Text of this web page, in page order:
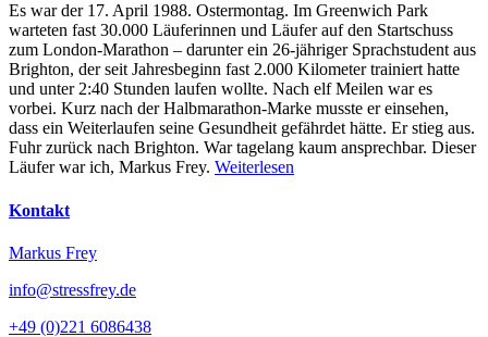
Es war der 17. April 1988. Ostermontag. Im Greenwich Park
warteten fast 30.000 Läuferinnen und Läufer auf den Startschuss
zum London-Marathon – darunter ein 26-jähriger Sprachstudent aus
Brighton, der seit Jahresbeginn fast 2.000 Kilometer trainiert hatte
und unter 2:40 Stunden laufen wollte. Nach elf Meilen war es
vorbei. Kurz nach der Halbmarathon-Marke musste er einsehen,
dass ein Weiterlaufen seine Gesundheit gefährdet hätte. Er stieg aus.
Fuhr zurück nach Brighton. War tagelang kaum ansprechbar. Dieser
Läufer war ich, Markus Frey. Weiterlesen
Kontakt
Markus Frey
info@stressfrey.de
+49 (0)221 6086438